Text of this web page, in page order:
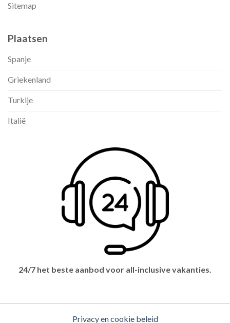
Sitemap
Plaatsen
Spanje
Griekenland
Turkije
Italië
24/7 het beste aanbod voor all-inclusive vakanties.
Privacy en cookie beleid